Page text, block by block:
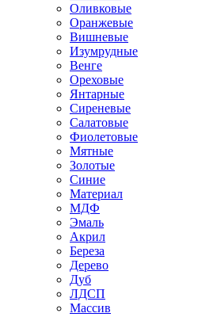
Оливковые
Оранжевые
Вишневые
Изумрудные
Венге
Ореховые
Янтарные
Сиреневые
Салатовые
Фиолетовые
Мятные
Золотые
Синие
Материал
МДФ
Эмаль
Акрил
Береза
Дерево
Дуб
ЛДСП
Массив